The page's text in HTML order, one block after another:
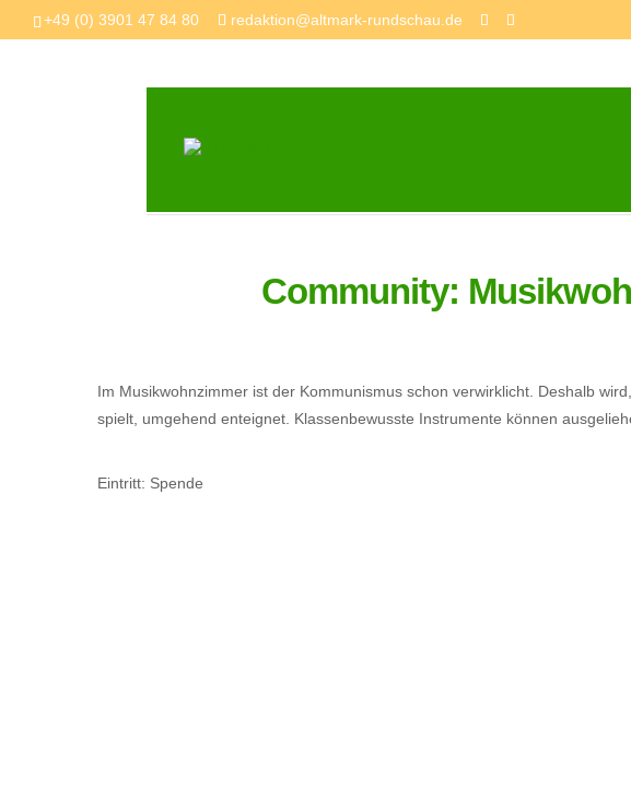
+49 (0) 3901 47 84 80 redaktion@altmark-rundschau.de
Community:
Im Musikwohnzimmer ist der Kommunismus schon verwirklicht. Deshalb
spielt, umgehend enteignet. Klassenbewusste Instrumente können
Eintritt: Spende